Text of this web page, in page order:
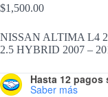
$1,500.00
NISSAN ALTIMA L4
2.5 HYBRID 2007 –
Hasta 12 pagos
Saber más